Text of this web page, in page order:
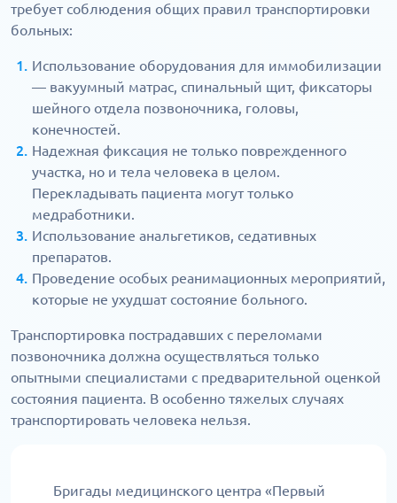
требует соблюдения общих правил транспортировки
больных:
Использование оборудования для иммобилизации
— вакуумный матрас, спинальный щит, фиксаторы
шейного отдела позвоночника, головы,
конечностей.
Надежная фиксация не только поврежденного
участка, но и тела человека в целом.
Перекладывать пациента могут только
медработники.
Использование анальгетиков, седативных
препаратов.
Проведение особых реанимационных мероприятий,
которые не ухудшат состояние больного.
Транспортировка пострадавших с переломами
позвоночника должна осуществляться только
опытными специалистами с предварительной оценкой
состояния пациента. В особенно тяжелых случаях
транспортировать человека нельзя.
Бригады медицинского центра «Первый